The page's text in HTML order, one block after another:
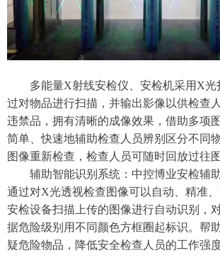
多能量X射线安检仪、安检机采用X光
过对物品进行扫描，并输出影像以供检查
违禁品，拥有清晰的成像效果，借助多项
简单、快速地辅助检查人员辨别区分不同
图像重新检查，检查人员可随时回放过往图
辅助智能识别系统：中控博业安检辅助
通过对X光透视检查图像可以自动、精准
安检设备扫描上传的图像进行自动识别，
据危险级别用不同颜色方框圈起标识。帮
疑危险物品，降低安全检查人员的工作强